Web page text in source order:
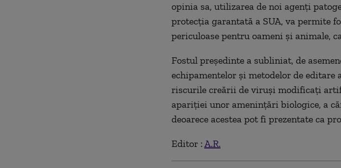
opinia sa, utilizarea de noi agenți
protecția garantată a SUA, va permite
periculoase pentru oameni și animale,
Fostul președinte a subliniat, de
echipamentelor și metodelor de editare
riscurile creării de viruși modificați
apariției unor amenințări biologice, a
deoarece acestea pot fi prezentate ca
Editor : A.R.